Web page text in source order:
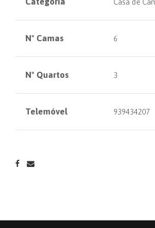
Casa de
Nº Camas 6
Nº Quartos 3
Telemóvel 939434207